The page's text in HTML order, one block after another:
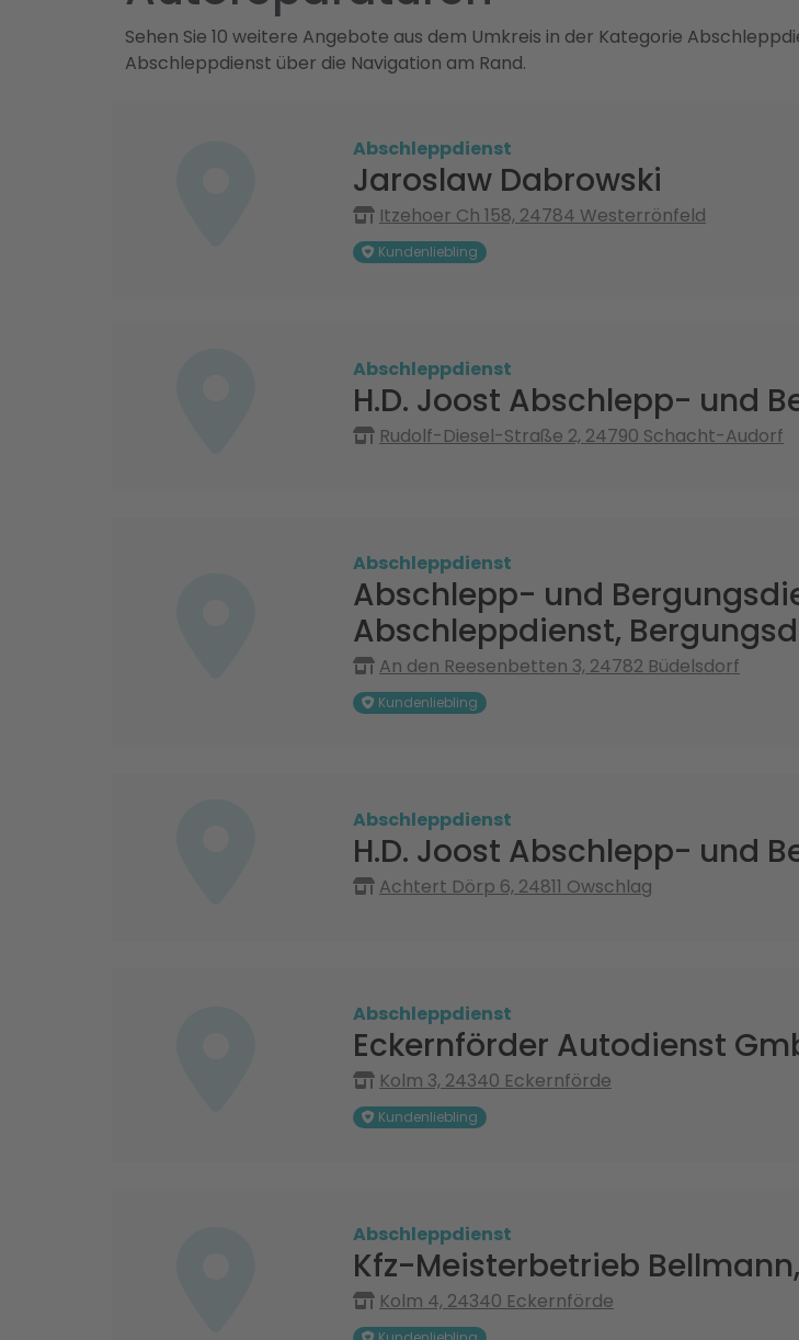
Sehen Sie 10 weitere Angebote aus dem Umkreis in der Kategorie
Abschleppdienst über die Navigation am Rand.
Abschleppdienst
Jaroslaw Dabrowski
Itzehoer Ch 158, 24784 Westerrönfeld
Kundenliebling
Abschleppdienst
H.D. Joost Abschlepp- und
Rudolf-Diesel-Straße 2, 24790 Schacht-Audorf
Abschleppdienst
Abschlepp- und
Abschleppdienst,
An den Reesenbetten 3, 24782 Büdelsdorf
Kundenliebling
Abschleppdienst
H.D. Joost Abschlepp- und
Achtert Dörp 6, 24811 Owschlag
Abschleppdienst
Eckernförder Autodienst
Kolm 3, 24340 Eckernförde
Kundenliebling
Abschleppdienst
Kfz-Meisterbetrieb
Kolm 4, 24340 Eckernförde